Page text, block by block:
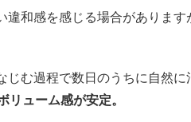
和感を感じる場合がありま
む過程で数日のうちに自然に
ューム感が安定。